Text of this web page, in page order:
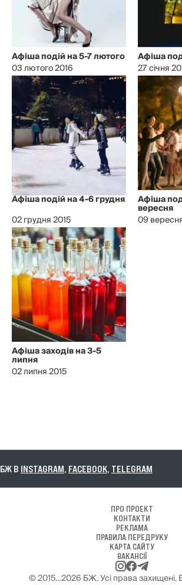
Афіша подій на 5-7 лютого
03 лютого 2016
Афіша
27 січня
Афіша подій на 4-6 грудня
02 грудня 2015
Афіша
вересня
09
Афіша заходів на 3-5
липня
02 липня 2015
INSTAGRAM,FACEBOOK,TELEGRAM
ПРО ПРОЕКТ
КОНТАКТИ
РЕКЛАМА
ПРАВИЛА ПЕРЕДРУКУ
КАРТА САЙТУ
ВАКАНСІЇ
© 2015…2026 БЖ. Усі права захищені.